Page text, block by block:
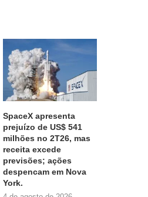
SpaceX apresenta
prejuízo de US$ 541
milhões no 2T26, mas
receita excede
previsões; ações
despencam em Nova
York.